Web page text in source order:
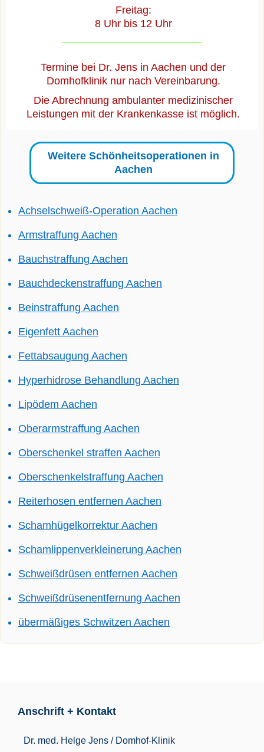
Freitag:
8 Uhr bis 12 Uhr
Termine bei Dr. Jens in Aachen und der
Domhofklinik nur nach Vereinbarung.
Die Abrechnung ambulanter medizinischer
Leistungen mit der Krankenkasse ist möglich.
Weitere Schönheitsoperationen in
Aachen
Achselschweiß-Operation Aachen
Armstraffung Aachen
Bauchstraffung Aachen
Bauchdeckenstraffung Aachen
Beinstraffung Aachen
Eigenfett Aachen
Fettabsaugung Aachen
Hyperhidrose Behandlung Aachen
Lipödem Aachen
Oberarmstraffung Aachen
Oberschenkel straffen Aachen
Oberschenkelstraffung Aachen
Reiterhosen entfernen Aachen
Schamhügelkorrektur Aachen
Schamlippenverkleinerung Aachen
Schweißdrüsen entfernen Aachen
Schweißdrüsenentfernung Aachen
übermäßiges Schwitzen Aachen
Anschrift + Kontakt
Dr. med. Helge Jens / Domhof-Klinik